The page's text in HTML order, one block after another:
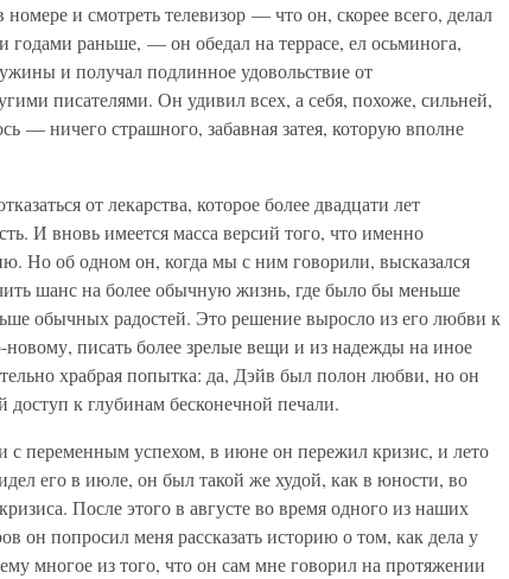
номере и смотреть телевизор — что он, скорее всего, делал
годами раньше, — он обедал на террасе, ел осьминога,
и получал подлинное удовольствие от
писателями. Он удивил всех, а себя, похоже, сильней,
— ничего страшного, забавная затея, которую вполне
от лекарства, которое более двадцати лет
И вновь имеется масса версий того, что именно
Но об одном он, когда мы с ним говорили, высказался
шанс на более обычную жизнь, где было бы меньше
обычных радостей. Это решение выросло из его любви к
писать более зрелые вещи и из надежды на иное
храбрая попытка: да, Дэйв был полон любви, но он
к глубинам бесконечной печали.
с переменным успехом, в июне он пережил кризис, и лето
его в июле, он был такой же худой, как в юности, во
После этого в августе во время одного из наших
он попросил меня рассказать историю о том, как дела у
многое из того, что он сам мне говорил на протяжении